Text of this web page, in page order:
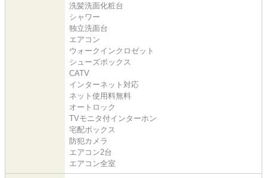
洗髪洗面化粧台
シャワー
独立洗面台
エアコン
ウォークインクロゼット
シューズボックス
CATV
インターネット対応
ネット使用料無料
オートロック
TVモニタ付インターホン
宅配ボックス
防犯カメラ
エアコン2台
エアコン全室